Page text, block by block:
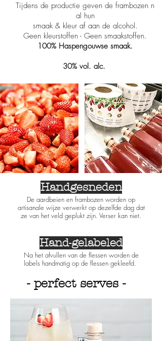
Tijdens de productie geven de frambozen n
al hun
smaak & kleur af aan de alcohol.
Geen kleurstoffen - Geen smaakstoffen.
100% Haspengouwse smaak.
30% vol. alc.
Handgesneden
De aardbeien en frambozen worden op
artisanale wijze verwerkt op dezelfde dag dat
ze van het veld geplukt zijn. Verser kan niet.
Hand-gelabeled
Na het afvullen van de flessen worden de
labels handmatig op de flessen gekleefd.
- perfect serves -